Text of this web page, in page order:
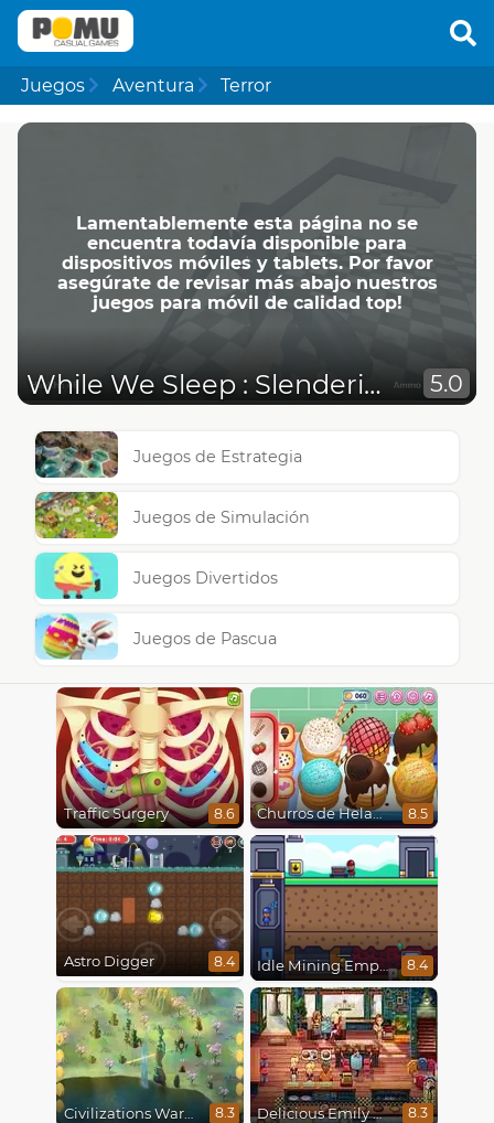
Juegos Aventura Terror
Lamentablemente esta página no se
encuentra todavía disponible para
dispositivos móviles y tablets. Por favor
asegúrate de revisar más abajo nuestros
juegos para móvil de calidad top!
While We Sleep : Slenderina is Here 5.0
Juegos de Estrategia
Juegos de Simulación
Juegos Divertidos
Juegos de Pascua
Traffic Surgery 8.6 Churros de Helado 8.5
Astro Digger 8.4 Idle Mining Empire 8.4
Civilizations Wars Master Edition 8.3 Delicious Emily New Beginning 8.3